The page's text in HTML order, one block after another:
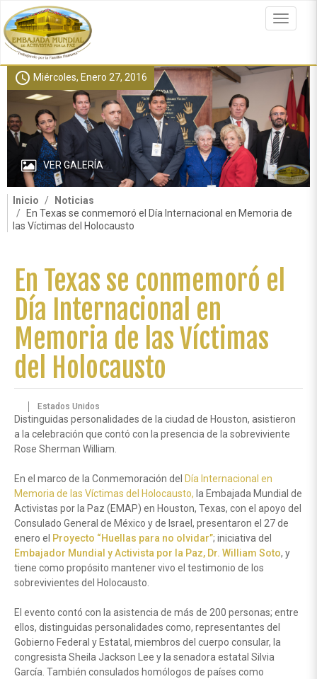
al
contenido
principal
Toggle
schedule Miércoles, Enero 27, 2016
VER GALERÍA
Inicio
Noticias
En Texas se conmemoró el Día Internacional en Memoria de
las Víctimas del Holocausto
En Texas se conmemoró el
Día Internacional en
Memoria de las Víctimas
del Holocausto
Estados Unidos
Distinguidas personalidades de la ciudad de Houston, asistieron
a la celebración que contó con la presencia de la sobreviviente
Rose Sherman William.
En el marco de la Conmemoración del Día Internacional en
Memoria de las Víctimas del Holocausto, la Embajada Mundial de
Activistas por la Paz (EMAP) en Houston, Texas, con el apoyo del
Consulado General de México y de Israel, presentaron el 27 de
enero el Proyecto “Huellas para no olvidar”; iniciativa del
Embajador Mundial y Activista por la Paz, Dr. William Soto, y
tiene como propósito mantener vivo el testimonio de los
sobrevivientes del Holocausto.
El evento contó con la asistencia de más de 200 personas; entre
ellos, distinguidas personalidades como, representantes del
Gobierno Federal y Estatal, miembros del cuerpo consular, la
congresista Sheila Jackson Lee y la senadora estatal Silvia
García. También consulados homólogos de países como